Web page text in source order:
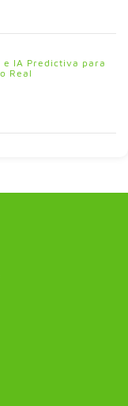
e IA Predictiva para
Real